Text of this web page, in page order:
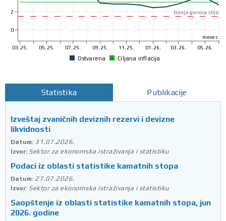
Donja granica cilja
mesec
03.25. 05.25. 07.25. 09.25. 11.25. 01.26. 03.26. 05.26.
0
2
Ostvarena Ciljana inflacija
Statistika Publikacije
Izveštaj zvaničnih deviznih rezervi i devizne
likvidnosti
Datum: 31.07.2026.
Izvor: Sektor za ekonomska istraživanja i statistiku
Podaci iz oblasti statistike kamatnih stopa
Datum: 27.07.2026.
Izvor: Sektor za ekonomska istraživanja i statistiku
Saopštenje iz oblasti statistike kamatnih stopa, jun
2026. godine